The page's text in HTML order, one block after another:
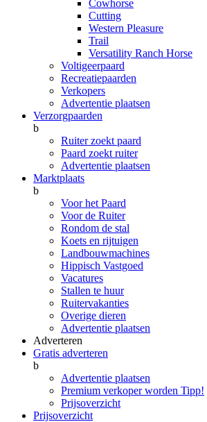
Cowhorse
Cutting
Western Pleasure
Trail
Versatility Ranch Horse
Voltigeerpaard
Recreatiepaarden
Verkopers
Advertentie plaatsen
Verzorgpaarden
b
Ruiter zoekt paard
Paard zoekt ruiter
Advertentie plaatsen
Marktplaats
b
Voor het Paard
Voor de Ruiter
Rondom de stal
Koets en rijtuigen
Landbouwmachines
Hippisch Vastgoed
Vacatures
Stallen te huur
Ruitervakanties
Overige dieren
Advertentie plaatsen
Adverteren
Gratis adverteren
b
Advertentie plaatsen
Premium verkoper worden Tipp!
Prijsoverzicht
Prijsoverzicht